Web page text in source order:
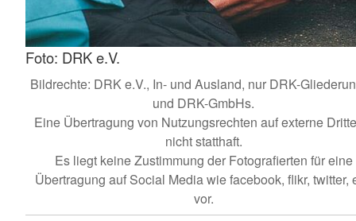
Foto: DRK e.V.
Bildrechte: DRK e.V., In- und Ausland, nur DRK-
und DRK-GmbHs.
Eine Übertragung von Nutzungsrechten auf externe
nicht statthaft.
Es liegt keine Zustimmung der Fotografierten für eine
Übertragung auf Social Media wie facebook, flikr, twitter,
vor.